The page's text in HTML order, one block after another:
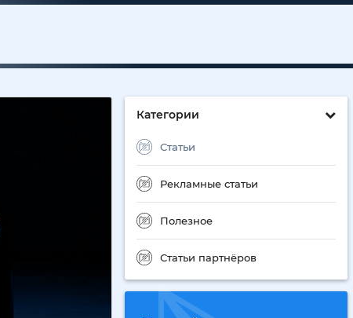
Категории
Статьи
Рекламные статьи
Полезное
Статьи партнёров